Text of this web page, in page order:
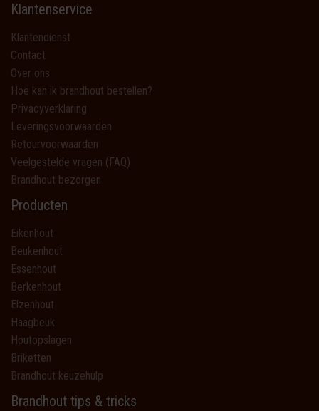
Klantenservice
Klantendienst
Contact
Over ons
Hoe kan ik brandhout bestellen?
Privacyverklaring
Leveringsvoorwaarden
Retourvoorwaarden
Veelgestelde vragen (FAQ)
Brandhout bezorgen
Producten
Eikenhout
Beukenhout
Essenhout
Berkenhout
Elzenhout
Haagbeuk
Houtopslagen
Briketten
Brandhout keuzehulp
Brandhout tips & tricks